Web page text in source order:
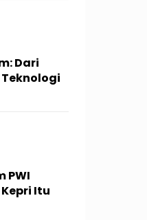
Dari
PWI
Kepri Itu